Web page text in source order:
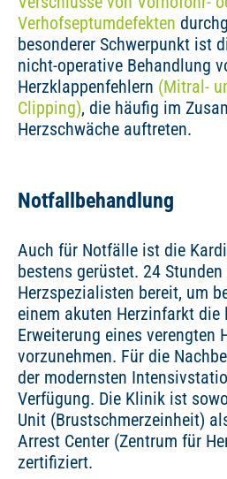
Verhofseptumdefekten
besonderer Schwerpunkt ist
nicht-operative Behandlung
Herzklappenfehlern (Mitral-
Clipping), die häufig im
Herzschwäche auftreten.
Notfallbehandlung
Auch für Notfälle ist die
bestens gerüstet. 24
Herzspezialisten bereit, um
einem akuten Herzinfarkt die
Erweiterung eines verengten
vorzunehmen. Für die
der modernsten
Verfügung. Die Klinik ist
Unit (Brustschmerzeinheit)
Arrest Center (Zentrum für
zertifiziert.